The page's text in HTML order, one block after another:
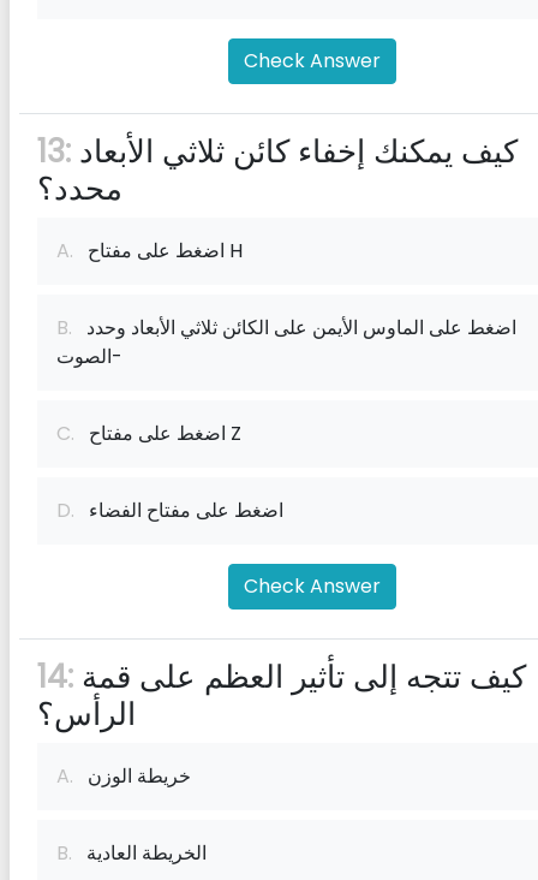
Check Answer
13:
محدد؟
A. اضغط على مفتاح H
B.
الصوت-
C. اضغط على مفتاح Z
D. اضغط على مفتاح الفضاء
Check Answer
14:
الرأس؟
A. خريطة الوزن
B. الخريطة العادية